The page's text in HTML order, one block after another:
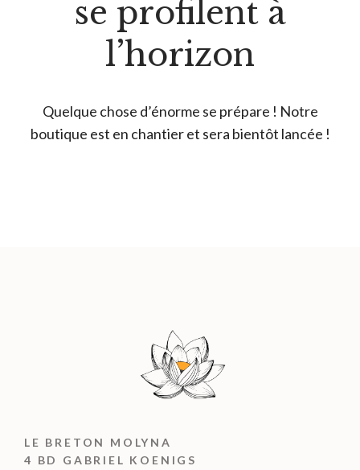
se profilent à
l’horizon
Quelque chose d’énorme se prépare ! Notre
boutique est en chantier et sera bientôt lancée !
LE BRETON MOLYNA
4 BD GABRIEL KOENIGS